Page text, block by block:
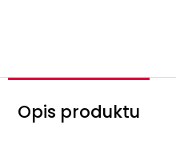
Opis produktu